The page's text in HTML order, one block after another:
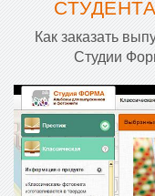
Как заказать
Студии